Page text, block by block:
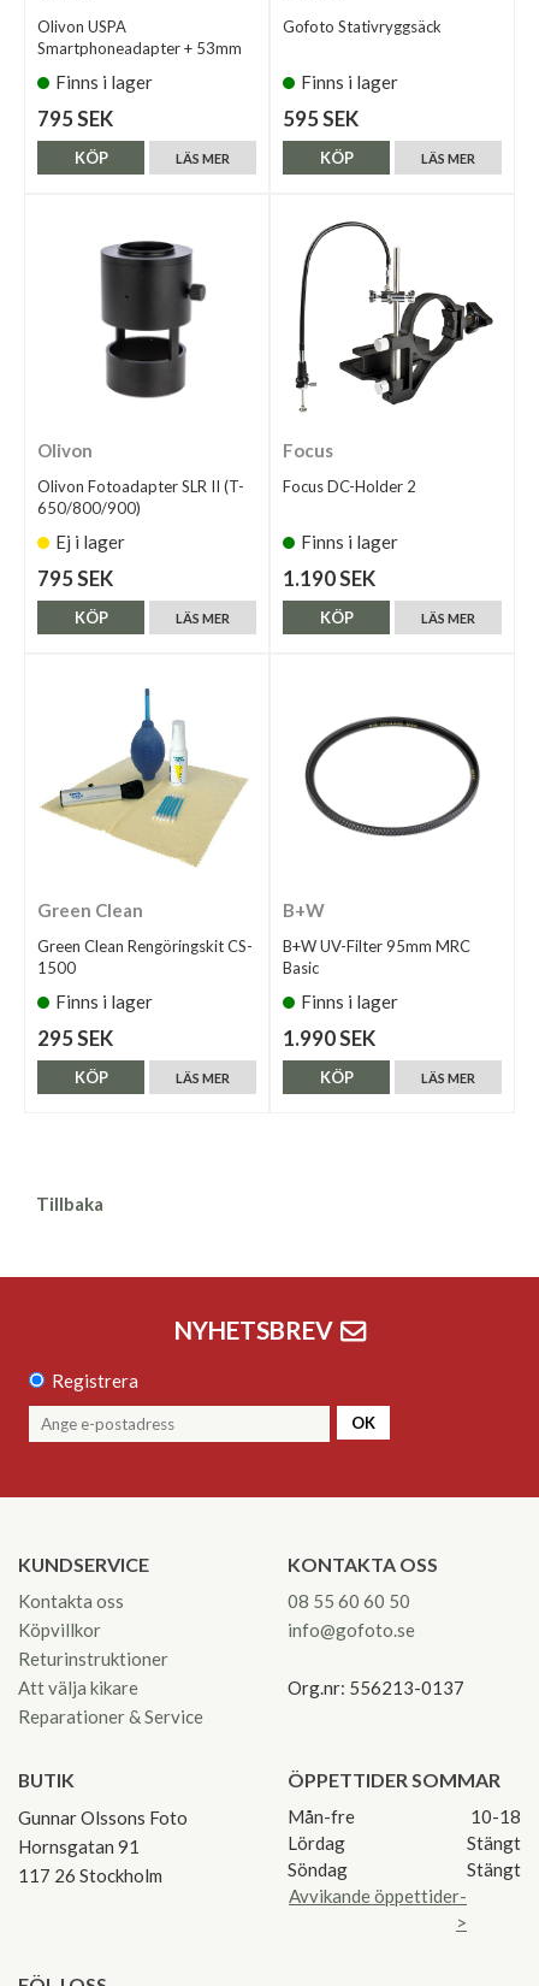
Olivon USPA
Smartphoneadapter + 53mm
Finns i lager
795 SEK
LÄS MER
KÖP
Gofoto Stativryggsäck
Finns i lager
595 SEK
LÄS MER
KÖP
Olivon
Olivon Fotoadapter SLR II (T-
650/800/900)
Ej i lager
795 SEK
LÄS MER
KÖP
Focus
Focus DC-Holder 2
Finns i lager
1.190 SEK
LÄS MER
KÖP
Green Clean
Green Clean Rengöringskit CS-
1500
Finns i lager
295 SEK
LÄS MER
KÖP
B+W
B+W UV-Filter 95mm MRC
Basic
Finns i lager
1.990 SEK
LÄS MER
KÖP
Tillbaka
NYHETSBREV
Registrera
OK
KUNDSERVICE
Kontakta oss
Köpvillkor
Returinstruktioner
Att välja kikare
Reparationer & Service
KONTAKTA OSS
08 55 60 60 50
info@gofoto.se
Org.nr: 556213-0137
BUTIK
Gunnar Olssons Foto
Hornsgatan 91
117 26 Stockholm
ÖPPETTIDER SOMMAR
Mån-fre
10-18
Lördag
Stängt
Söndag
Stängt
Avvikande öppettider-
>